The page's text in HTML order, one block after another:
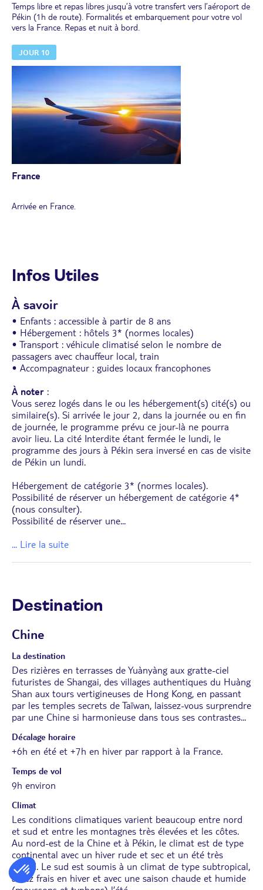
Temps libre et repas libres jusqu’à votre transfert vers l’aéroport de
Pékin (1h de route). Formalités et embarquement pour votre vol
vers la France. Repas et nuit à bord.
JOUR 10
France
Arrivée en France.
Infos Utiles
À savoir
• Enfants : accessible à partir de 8 ans
• Hébergement : hôtels 3* (normes locales)
• Transport : véhicule climatisé selon le nombre de
passagers avec chauffeur local, train
• Accompagnateur : guides locaux francophones
À noter :
Vous serez logés dans le ou les hébergement(s) cité(s) ou
similaire(s). Si arrivée le jour 2, dans la journée ou en fin
de journée, le programme prévu ce jour-là ne pourra
avoir lieu. La cité Interdite étant fermée le lundi, le
programme des jours à Pékin sera inversé en cas de visite
de Pékin un lundi.
Hébergement de catégorie 3* (normes locales).
Possibilité de réserver un hébergement de catégorie 4*
(nous consulter).
Possibilité de réserver une...
... Lire la suite
Destination
Chine
La destination
Des rizières en terrasses de Yuànyàng aux gratte-ciel
futuristes de Shangai, des villages authentiques du Huàng
Shan aux tours vertigineuses de Hong Kong, en passant
par les temples secrets de Taïwan, laissez-vous surprendre
par une Chine si harmonieuse dans tous ses contrastes...
Décalage horaire
+6h en été et +7h en hiver par rapport à la France.
Temps de vol
9h environ
Climat
Les conditions climatiques varient beaucoup entre nord
et sud et entre les montagnes très élevées et les côtes.
Au nord-est de la Chine et à Pékin, le climat est de type
continental avec un hiver rude et sec et un été très
chaud. Le sud est soumis à un climat de type subtropical,
assez frais en hiver et avec une saison chaude et humide